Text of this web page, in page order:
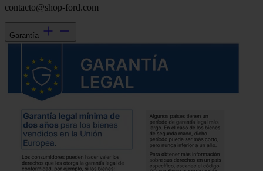
contacto@shop-ford.com
Garantía